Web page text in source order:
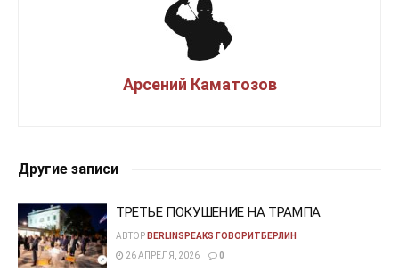
Арсений Каматозов
Другие записи
ТРЕТЬЕ ПОКУШЕНИЕ НА ТРАМПА
АВТОР BERLINSPEAKS ГОВОРИТБЕРЛИН
26 АПРЕЛЯ, 2026
0